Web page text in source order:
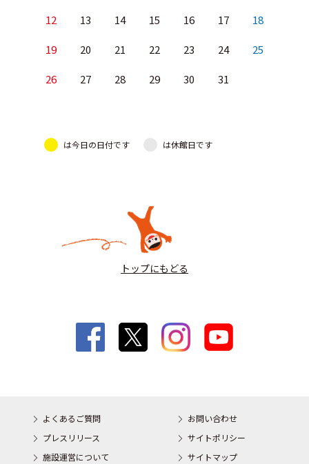
12 13 14 15 16 17 18
19 20 21 22 23 24 25
26 27 28 29 30 31
は今日の日付です は休館日です
トップにもどる
よくあるご質問
お問い合わせ
プレスリリース
サイトポリシー
施設運営について
サイトマップ